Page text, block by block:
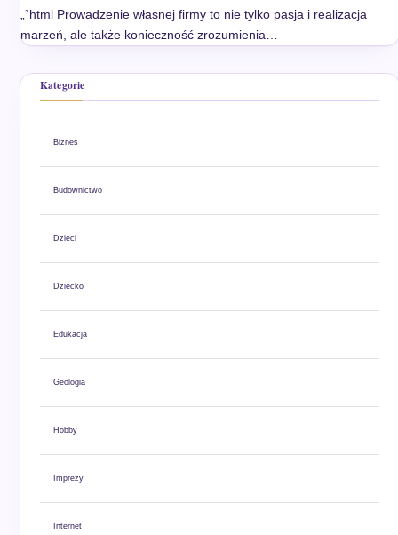
„`html Prowadzenie własnej firmy to nie tylko pasja i realizacja
marzeń, ale także konieczność zrozumienia…
Kategorie
Biznes
Budownictwo
Dzieci
Dziecko
Edukacja
Geologia
Hobby
Imprezy
Internet